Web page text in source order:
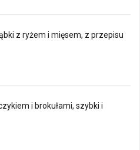
z ryżem i mięsem, z przepisu
i brokułami, szybki i